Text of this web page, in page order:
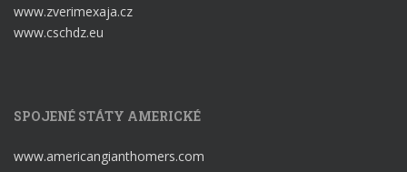
www.zverimexaja.cz
www.cschdz.eu
SPOJENÉ STÁTY AMERICKÉ
www.americangianthomers.com